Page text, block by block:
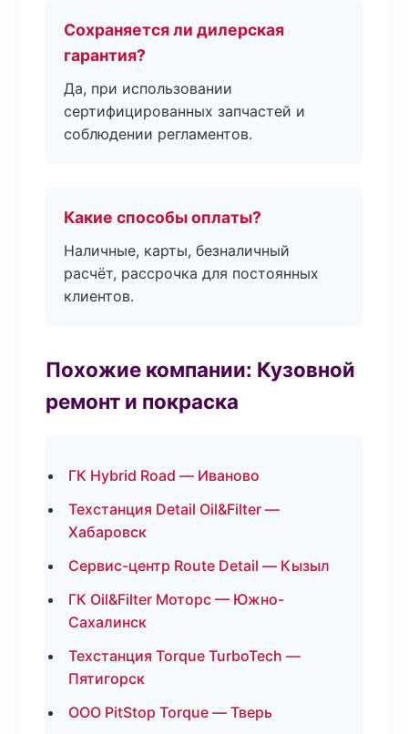
Сохраняется ли дилерская
гарантия?
Да, при использовании
сертифицированных запчастей и
соблюдении регламентов.
Какие способы оплаты?
Наличные, карты, безналичный
расчёт, рассрочка для постоянных
клиентов.
Похожие компании: Кузовной
ремонт и покраска
ГК Hybrid Road — Иваново
Техстанция Detail Oil&Filter —
Хабаровск
Сервис-центр Route Detail — Кызыл
ГК Oil&Filter Моторс — Южно-
Сахалинск
Техстанция Torque TurboTech —
Пятигорск
ООО PitStop Torque — Тверь